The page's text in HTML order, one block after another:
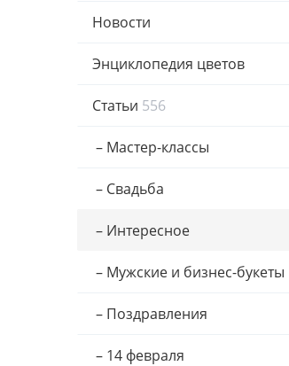
Новости
Энциклопедия цветов
Статьи 556
– Мастер-классы
– Свадьба
– Интересное
– Мужские и бизнес-букеты
– Поздравления
– 14 февраля